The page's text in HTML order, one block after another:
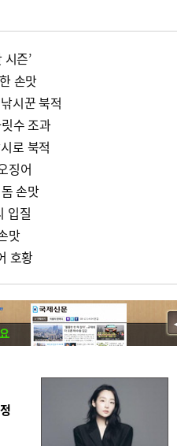
즌’
손맛
시꾼 북적
수 조과
로 북적
징어
손맛
입질
맛
호황